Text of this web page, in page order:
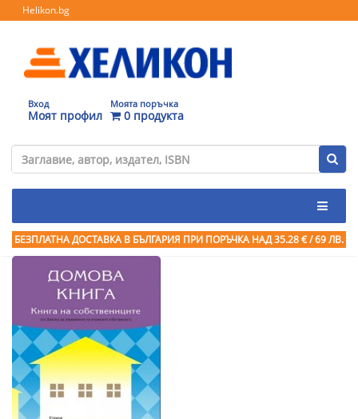
Helikon.bg
Вход
Моят профил
Моята поръчка
0 продукта
БЕЗПЛАТНА ДОСТАВКА В БЪЛГАРИЯ ПРИ ПОРЪЧКА НАД 35.28 € / 69 ЛВ.